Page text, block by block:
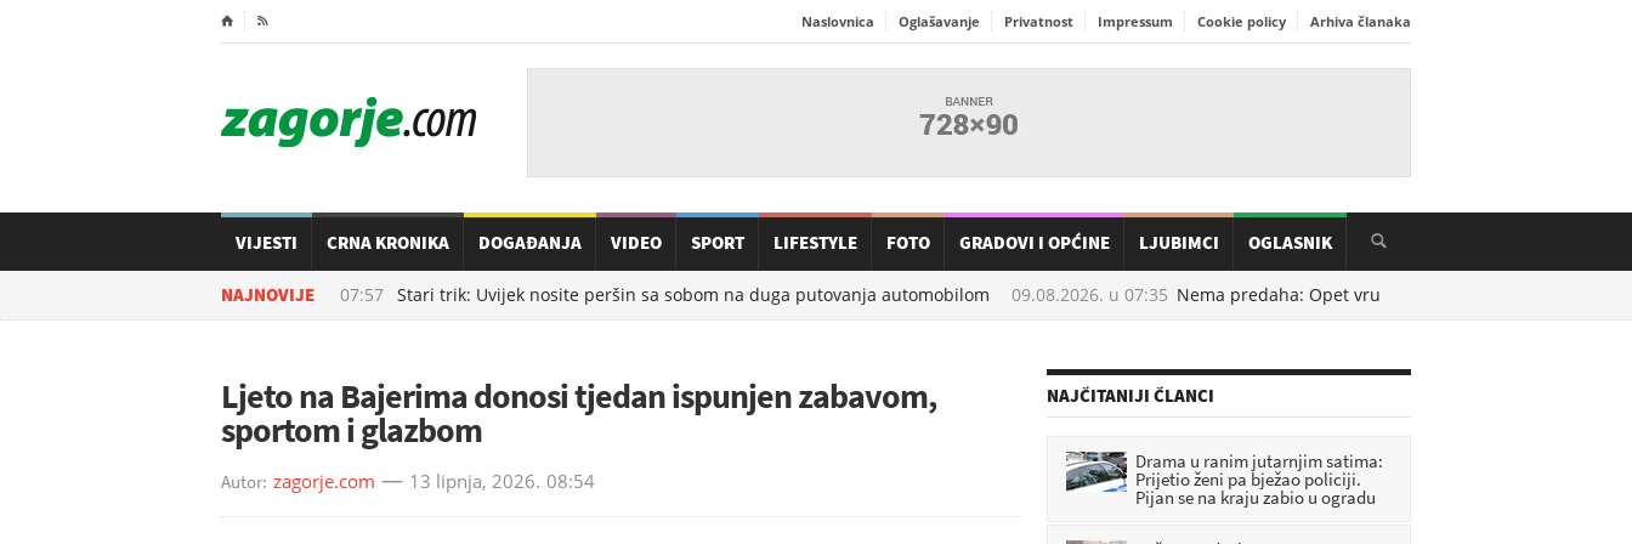
⌂  Naslovnica Oglašavanje Privatnost Impressum Cookie policy Arhiva članaka
VIJESTI CRNA KRONIKA DOGAĐANJA VIDEO SPORT LIFESTYLE FOTO GRADOVI I OPĆINE LJUBIMCI OGLASNIK
NAJNOVIJE
09.08.2026. u 07:57 Stari trik: Uvijek nosite peršin sa sobom na duga putovanja automobilom 09.08.2026. u 07:35 Nema predaha: Opet vrućine, stiže novi toplinski val
Ljeto na Bajerima donosi tjedan ispunjen zabavom,
sportom i glazbom
Autor: zagorje.com 13 lipnja, 2026. 08:54
NAJČITANIJI ČLANCI
Drama u ranim jutarnjim satima:
Prijetio ženi pa bježao policiji.
Pijan se na kraju zabio u ogradu